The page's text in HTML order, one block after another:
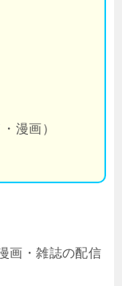
漫画）
画・雑誌の配信